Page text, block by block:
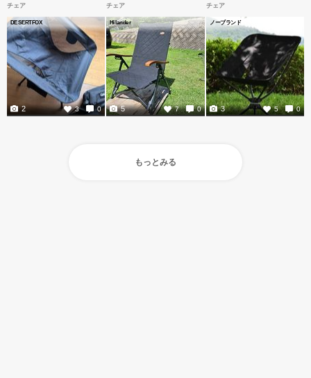
チェア
DESERTFOX
3 0
2
チェア
Hilander
7 0
5
チェア
ノーブランド
5 0
3
もっとみる